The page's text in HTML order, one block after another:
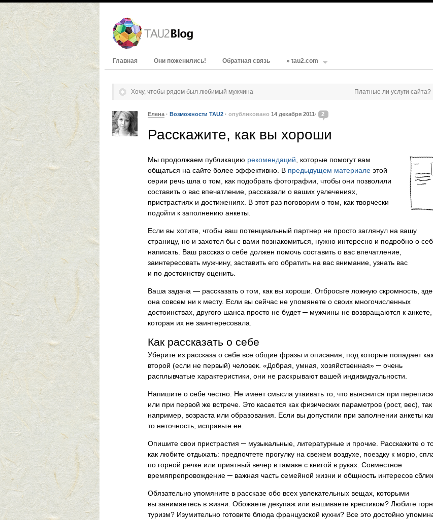
Главная Они поженились! Обратная связь » tau2.com
Хочу, чтобы рядом был любимый мужчина Платные ли услуги сайта?
Елена · Возможности TAU2 · опубликовано 14 декабря 2011· 2
Расскажите, как вы хороши
Мы продолжаем публикацию рекомендаций, которые помогут вам
общаться на сайте более эффективно. В предыдущем материале этой
серии речь шла о том, как подобрать фотографии, чтобы они позволили
составить о вас впечатление, рассказали о ваших увлечениях,
пристрастиях и достижениях. В этот раз поговорим о том, как творчески
подойти к заполнению анкеты.
Если вы хотите, чтобы ваш потенциальный партнер не просто заглянул на вашу
страницу, но и захотел бы с вами познакомиться, нужно интересно и подробно о
написать. Ваш рассказ о себе должен помочь составить о вас впечатление,
заинтересовать мужчину, заставить его обратить на вас внимание, узнать вас
и по достоинству оценить.
Ваша задача — рассказать о том, как вы хороши. Отбросьте ложную скромность,
она совсем ни к месту. Если вы сейчас не упомянете о своих многочисленных
достоинствах, другого шанса просто не будет ─ мужчины не возвращаются к анкете,
которая их не заинтересовала.
Как рассказать о себе
Уберите из рассказа о себе все общие фразы и описания, под которые попадает
второй (если не первый) человек. «Добрая, умная, хозяйственная» ─ очень
расплывчатые характеристики, они не раскрывают вашей индивидуальности.
Напишите о себе честно. Не имеет смысла утаивать то, что выяснится при
или при первой же встрече. Это касается как физических параметров (рост, вес), так
например, возраста или образования. Если вы допустили при заполнении анкеты
то неточность, исправьте ее.
Опишите свои пристрастия ─ музыкальные, литературные и прочие. Расскажите о
как любите отдыхать: предпочтете прогулку на свежем воздухе, поездку к морю,
по горной речке или приятный вечер в гамаке с книгой в руках. Совместное
времяпрепровождение ─ важная часть семейной жизни и общность интересов
Обязательно упомяните в рассказе обо всех увлекательных вещах, которыми
вы занимаетесь в жизни. Обожаете декупаж или вышиваете крестиком? Любите
туризм? Изумительно готовите блюда французской кухни? Все это достойно